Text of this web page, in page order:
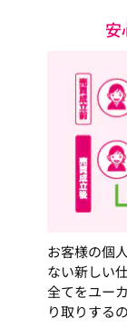
安
お客様の個
ない新しい
全てをユー
り取りする